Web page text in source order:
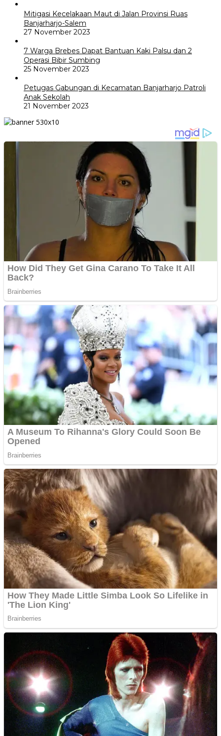
Mitigasi Kecelakaan Maut di Jalan Provinsi Ruas
Banjarharjo-Salem
27 November 2023
7 Warga Brebes Dapat Bantuan Kaki Palsu dan 2
Operasi Bibir Sumbing
25 November 2023
Petugas Gabungan di Kecamatan Banjarharjo Patroli
Anak Sekolah
21 November 2023